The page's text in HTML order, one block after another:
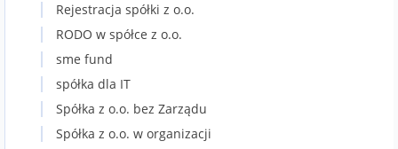
Rejestracja spółki z o.o.
RODO w spółce z o.o.
sme fund
spółka dla IT
Spółka z o.o. bez Zarządu
Spółka z o.o. w organizacji